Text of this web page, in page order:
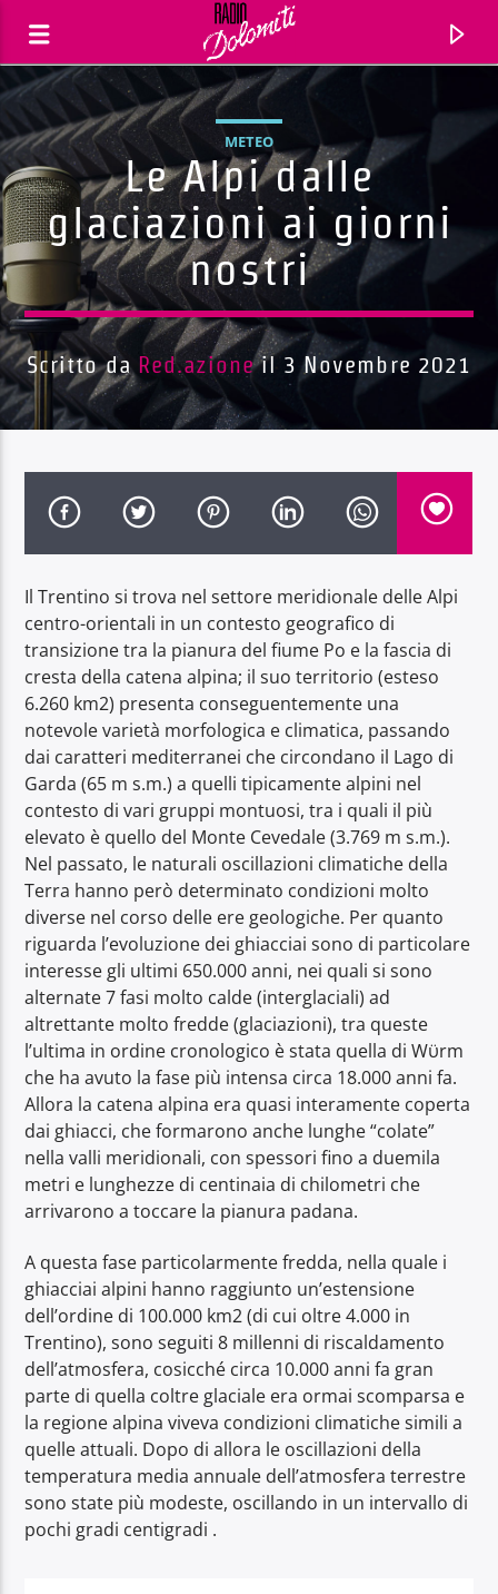
Traccia corrente
Radio Dolomiti
METEO
Le Alpi dalle
glaciazioni ai giorni
nostri
Scritto da Red.azioneil 3 Novembre 2021
Il Trentino si trova nel settore meridionale delle Alpi
centro-orientali in un contesto geografico di
transizione tra la pianura del fiume Po e la fascia di
cresta della catena alpina; il suo territorio (esteso
6.260 km2) presenta conseguentemente una
notevole varietà morfologica e climatica, passando
dai caratteri mediterranei che circondano il Lago di
Garda (65 m s.m.) a quelli tipicamente alpini nel
contesto di vari gruppi montuosi, tra i quali il più
elevato è quello del Monte Cevedale (3.769 m s.m.).
Nel passato, le naturali oscillazioni climatiche della
Terra hanno però determinato condizioni molto
diverse nel corso delle ere geologiche. Per quanto
riguarda l’evoluzione dei ghiacciai sono di particolare
interesse gli ultimi 650.000 anni, nei quali si sono
alternate 7 fasi molto calde (interglaciali) ad
altrettante molto fredde (glaciazioni), tra queste
l’ultima in ordine cronologico è stata quella di Wϋrm
che ha avuto la fase più intensa circa 18.000 anni fa.
Allora la catena alpina era quasi interamente coperta
dai ghiacci, che formarono anche lunghe “colate”
nella valli meridionali, con spessori fino a duemila
metri e lunghezze di centinaia di chilometri che
arrivarono a toccare la pianura padana.
A questa fase particolarmente fredda, nella quale i
ghiacciai alpini hanno raggiunto un’estensione
dell’ordine di 100.000 km2 (di cui oltre 4.000 in
Trentino), sono seguiti 8 millenni di riscaldamento
dell’atmosfera, cosicché circa 10.000 anni fa gran
parte di quella coltre glaciale era ormai scomparsa e
la regione alpina viveva condizioni climatiche simili a
quelle attuali. Dopo di allora le oscillazioni della
temperatura media annuale dell’atmosfera terrestre
sono state più modeste, oscillando in un intervallo di
pochi gradi centigradi .